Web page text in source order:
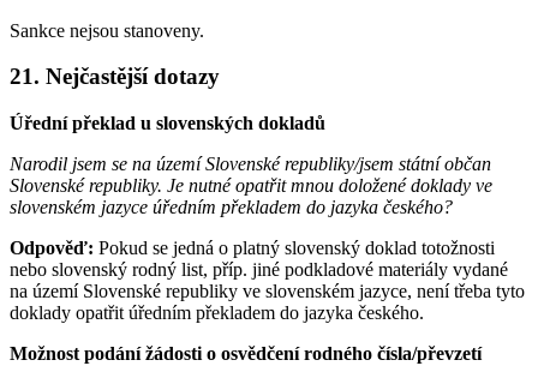
Sankce nejsou stanoveny.
21. Nejčastější dotazy
Úřední překlad u slovenských dokladů
Narodil jsem se na území Slovenské republiky/jsem státní občan
Slovenské republiky. Je nutné opatřit mnou doložené doklady ve
slovenském jazyce úředním překladem do jazyka českého?
Odpověď: Pokud se jedná o platný slovenský doklad totožnosti
nebo slovenský rodný list, příp. jiné podkladové materiály vydané
na území Slovenské republiky ve slovenském jazyce, není třeba tyto
doklady opatřit úředním překladem do jazyka českého.
Možnost podání žádosti o osvědčení rodného čísla/převzetí